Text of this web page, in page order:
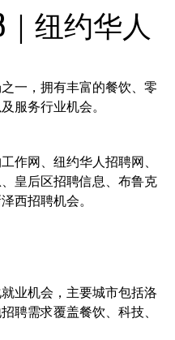
纽约华人
一，拥有丰富的餐饮、零
服务行业机会。
作网、纽约华人招聘网、
皇后区招聘信息、布鲁克
西招聘机会。
业机会，主要城市包括洛
聘需求覆盖餐饮、科技、